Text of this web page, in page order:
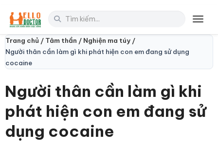
Trang chủ / Tâm thần / Nghiện ma túy /
Người thân cần làm gì khi phát hiện con em đang sử dụng
cocaine
Người thân cần làm gì khi
phát hiện con em đang sử
dụng cocaine